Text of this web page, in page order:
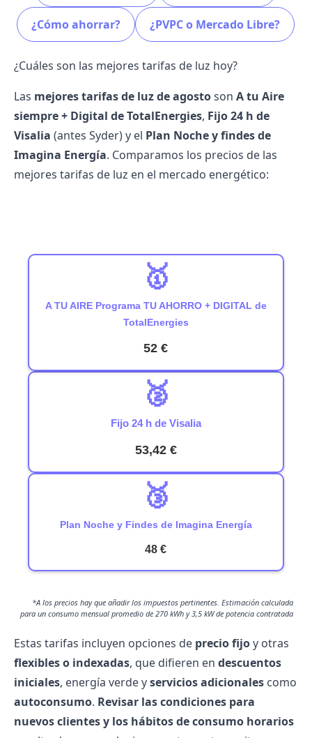
¿Cómo ahorrar? ¿PVPC o Mercado Libre?
¿Cuáles son las mejores tarifas de luz hoy?
Las mejores tarifas de luz de agostoson A tu Aire
siempre + Digital deTotalEnergies, Fijo 24 h de
Visalia (antes Syder) y el Plan Noche y findes de
Imagina Energía. Comparamos los precios de las
mejores tarifas de luz en el mercado energético:
🥈
Fijo 24 h de Visalia
53,42 €
🥇
A TU AIRE Programa TU AHORRO + DIGITAL de
TotalEnergies
52 €
🥉
Plan Noche y Findes de Imagina Energía
48 €
*A los precios hay que añadir los impuestos pertinentes. Estimación calculada
para un consumo mensual promedio de 270 kWh y 3,5 kW de potencia contratada
Estas tarifas incluyen opciones de precio fijoy otras
flexibles o indexadas, que difieren en descuentos
iniciales, energía verdeyservicios adicionales como
autoconsumo. Revisar las condiciones para
nuevos clientes y los hábitos de consumo horarios